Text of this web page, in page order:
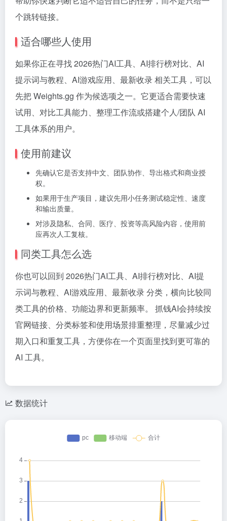
个跳转链接。
适合哪些人使用
如果你正在寻找 2026热门AI工具、AI排行榜对比、AI
提示词与教程、AI游戏应用、最新收录 相关工具，可以
先把 Weights.gg 作为候选项之一。它更适合需要快速
试用、对比工具能力、整理工作流或搭建个人/团队 AI
工具体系的用户。
使用前建议
先确认它是否支持中文、团队协作、导出格式和商业授
权。
如果用于生产项目，建议先用小任务测试稳定性、速度
和输出质量。
对涉及隐私、合同、医疗、投资等高风险内容，使用前
应再次人工复核。
同类工具怎么选
你也可以回到 2026热门AI工具、AI排行榜对比、AI提
示词与教程、AI游戏应用、最新收录 分类，横向比较同
类工具的价格、功能边界和更新频率。 抓钱AI会持续按
官网链接、分类标签和使用场景排重整理，尽量减少过
期入口和重复工具，方便你在一个页面里找到更可靠的
AI 工具。
数据统计